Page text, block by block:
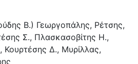
Β.) Γεωργοπάλης, Ρέτσης,
Σ., Πλασκασοβίτης Η.,
Δ., Μυρίλλας,